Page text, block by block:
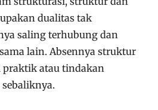
dualitas tak
saling terhubung dan
lain. Absennya struktur
praktik atau tindakan